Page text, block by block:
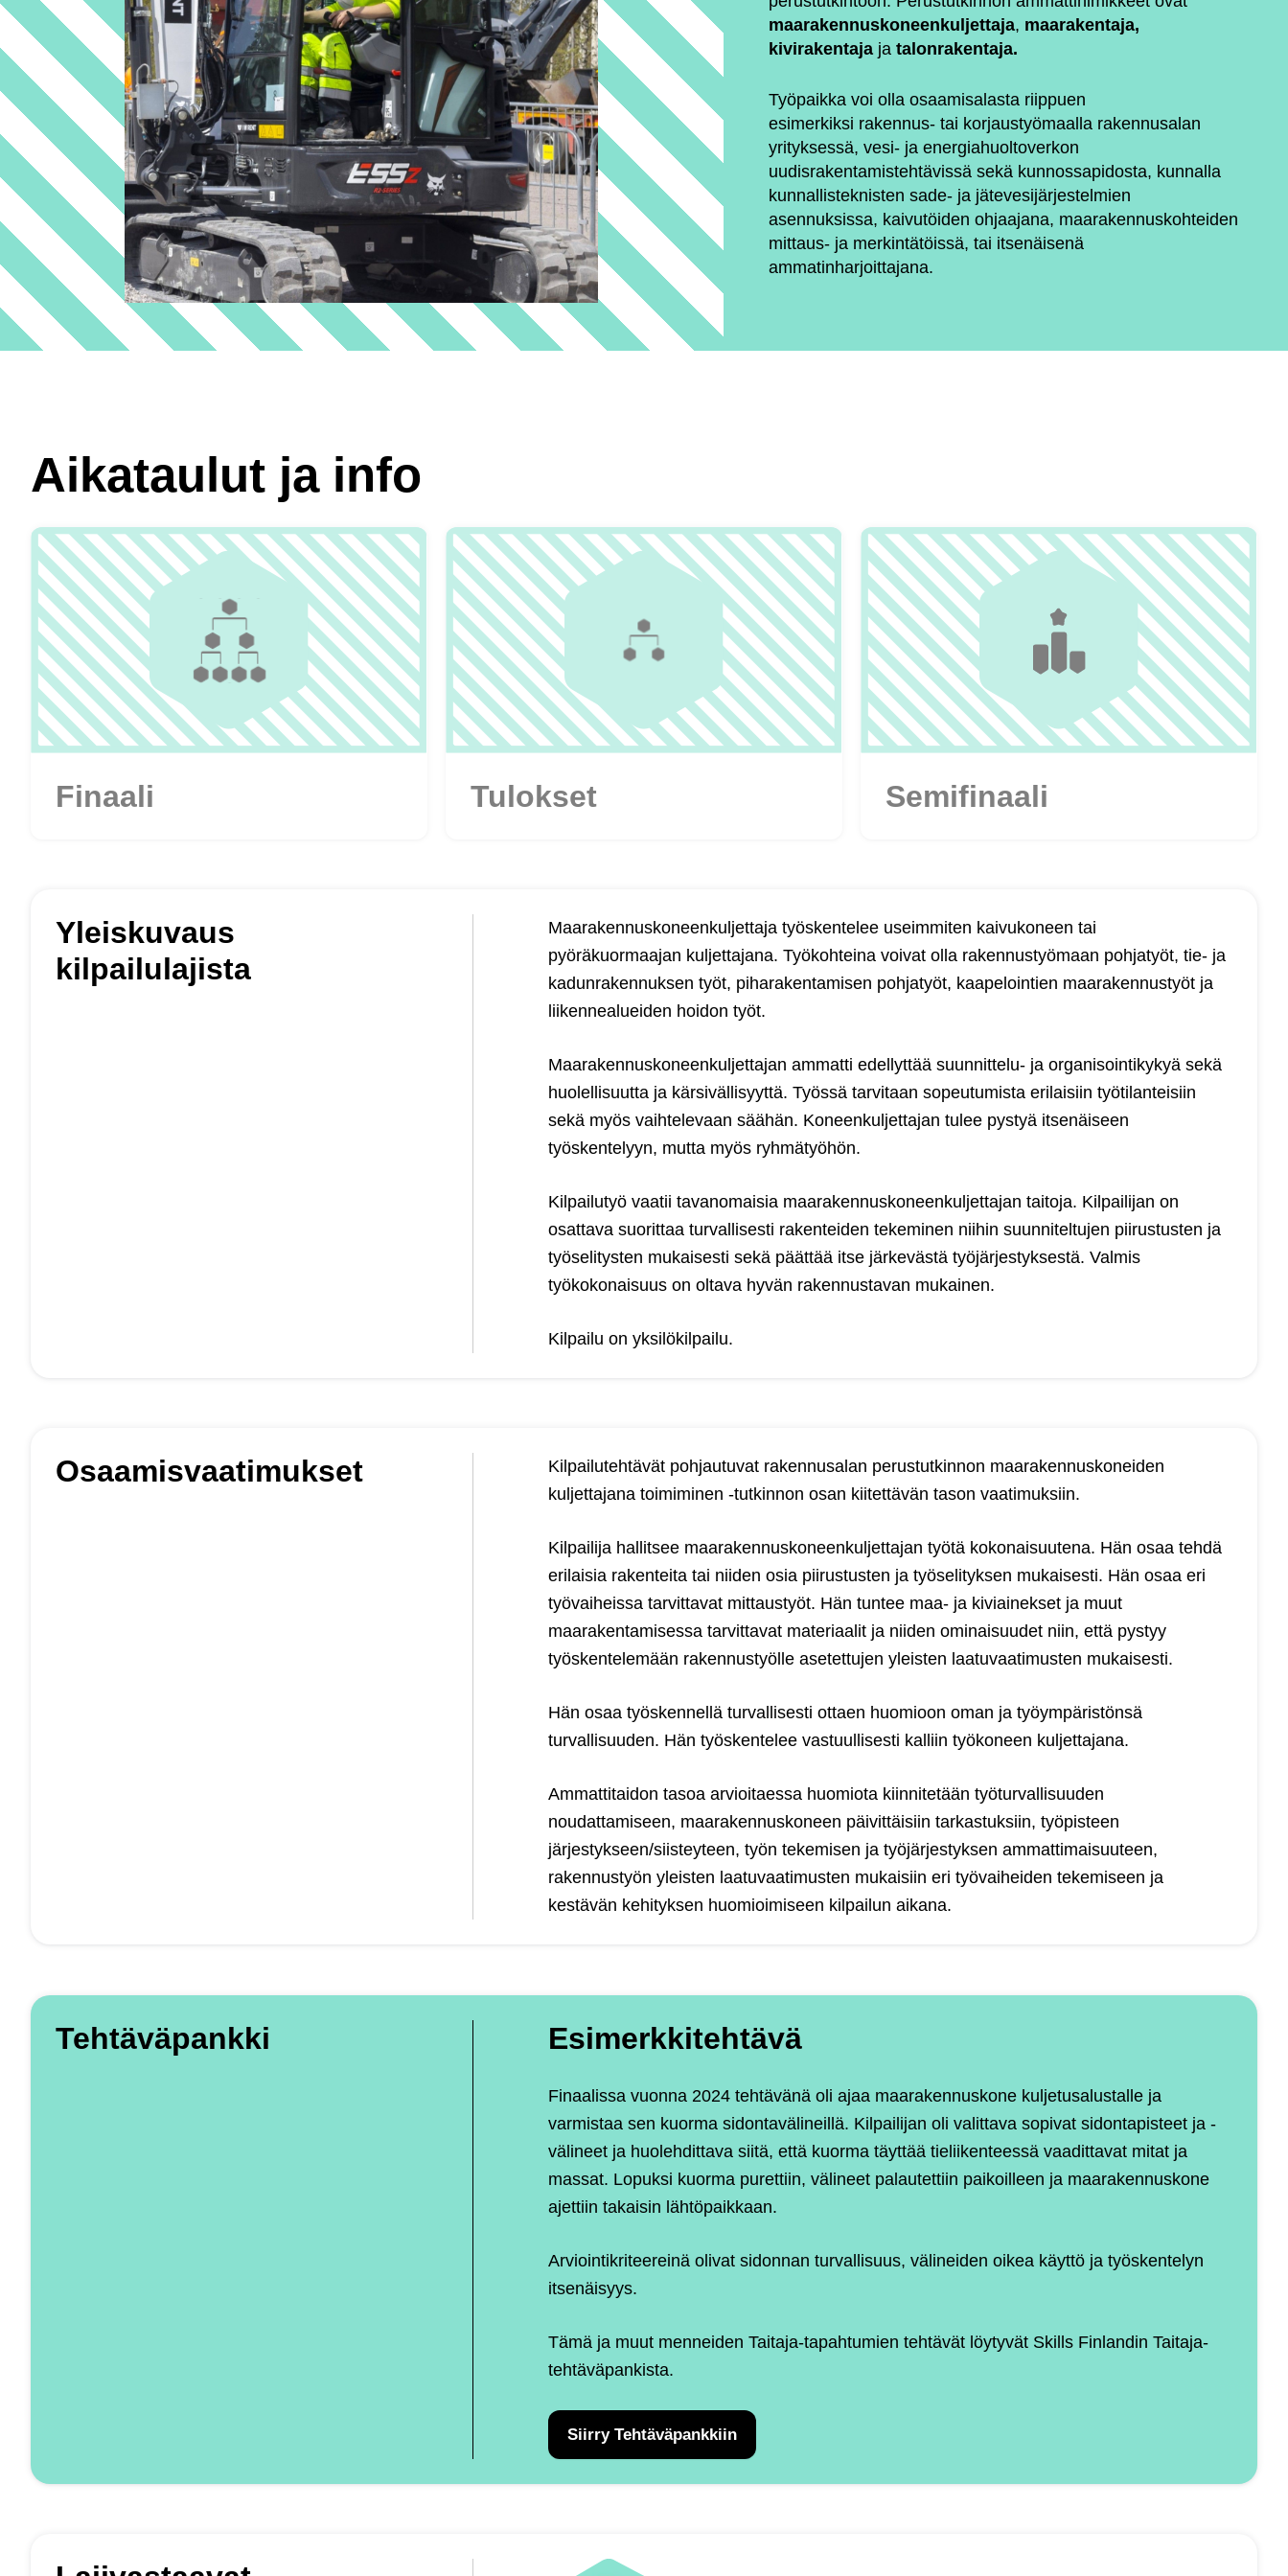
maarakennuskoneenkuljettaja, maarakentaja,
kivirakentaja jatalonrakentaja.
Työpaikka voi olla osaamisalasta riippuen
esimerkiksi rakennus- tai korjaustyömaalla rakennusalan
yrityksessä, vesi- ja energiahuoltoverkon
uudisrakentamistehtävissä sekä kunnossapidosta, kunnalla
kunnallisteknisten sade- ja jätevesijärjestelmien
asennuksissa, kaivutöiden ohjaajana, maarakennuskohteiden
mittaus- ja merkintätöissä, tai itsenäisenä
ammatinharjoittajana.
Aikataulut ja info
Finaali Tulokset Semifinaali
Yleiskuvaus
kilpailulajista
Maarakennuskoneenkuljettaja työskentelee useimmiten kaivukoneen tai
pyöräkuormaajan kuljettajana. Työkohteina voivat olla rakennustyömaan pohjatyöt, tie- ja
kadunrakennuksen työt, piharakentamisen pohjatyöt, kaapelointien maarakennustyöt ja
liikennealueiden hoidon työt.
Maarakennuskoneenkuljettajan ammatti edellyttää suunnittelu- ja organisointikykyä sekä
huolellisuutta ja kärsivällisyyttä. Työssä tarvitaan sopeutumista erilaisiin työtilanteisiin
sekä myös vaihtelevaan säähän. Koneenkuljettajan tulee pystyä itsenäiseen
työskentelyyn, mutta myös ryhmätyöhön.
Kilpailutyö vaatii tavanomaisia maarakennuskoneenkuljettajan taitoja. Kilpailijan on
osattava suorittaa turvallisesti rakenteiden tekeminen niihin suunniteltujen piirustusten ja
työselitysten mukaisesti sekä päättää itse järkevästä työjärjestyksestä. Valmis
työkokonaisuus on oltava hyvän rakennustavan mukainen.
Kilpailu on yksilökilpailu.
Osaamisvaatimukset
Kilpailutehtävät pohjautuvat rakennusalan perustutkinnon maarakennuskoneiden
kuljettajana toimiminen -tutkinnon osan kiitettävän tason vaatimuksiin.
Kilpailija hallitsee maarakennuskoneenkuljettajan työtä kokonaisuutena. Hän osaa tehdä
erilaisia rakenteita tai niiden osia piirustusten ja työselityksen mukaisesti. Hän osaa eri
työvaiheissa tarvittavat mittaustyöt. Hän tuntee maa- ja kiviainekset ja muut
maarakentamisessa tarvittavat materiaalit ja niiden ominaisuudet niin, että pystyy
työskentelemään rakennustyölle asetettujen yleisten laatuvaatimusten mukaisesti.
Hän osaa työskennellä turvallisesti ottaen huomioon oman ja työympäristönsä
turvallisuuden. Hän työskentelee vastuullisesti kalliin työkoneen kuljettajana.
Ammattitaidon tasoa arvioitaessa huomiota kiinnitetään työturvallisuuden
noudattamiseen, maarakennuskoneen päivittäisiin tarkastuksiin, työpisteen
järjestykseen/siisteyteen, työn tekemisen ja työjärjestyksen ammattimaisuuteen,
rakennustyön yleisten laatuvaatimusten mukaisiin eri työvaiheiden tekemiseen ja
kestävän kehityksen huomioimiseen kilpailun aikana.
Tehtäväpankki Esimerkkitehtävä
Finaalissa vuonna 2024 tehtävänä oli ajaa maarakennuskone kuljetusalustalle ja
varmistaa sen kuorma sidontavälineillä. Kilpailijan oli valittava sopivat sidontapisteet ja -
välineet ja huolehdittava siitä, että kuorma täyttää tieliikenteessä vaadittavat mitat ja
massat. Lopuksi kuorma purettiin, välineet palautettiin paikoilleen ja maarakennuskone
ajettiin takaisin lähtöpaikkaan.
Arviointikriteereinä olivat sidonnan turvallisuus, välineiden oikea käyttö ja työskentelyn
itsenäisyys.
Tämä ja muut menneiden Taitaja-tapahtumien tehtävät löytyvät Skills Finlandin Taitaja-
tehtäväpankista.
Siirry Tehtäväpankkiin